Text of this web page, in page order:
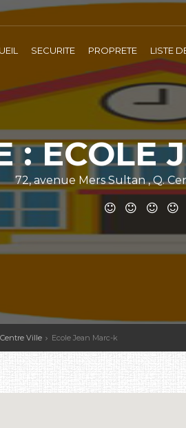
SECURITE PROPRETE LISTE
: ECOLE
72, avenue Mers Sultan , Q.
Ville Ecole Jean Marc-k